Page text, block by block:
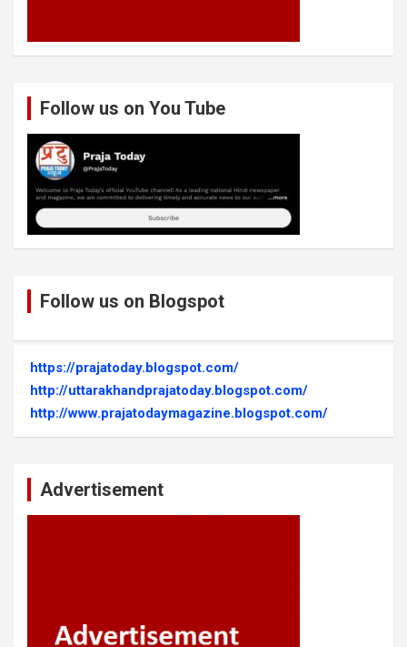
Follow us on You Tube
Follow us on Blogspot
https://prajatoday.blogspot.com/
http://uttarakhandprajatoday.blogspot.com/
http://www.prajatodaymagazine.blogspot.com/
Advertisement